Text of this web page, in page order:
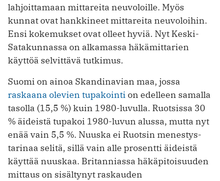
lahjoittamaan mittareita neuvoloille. Myös
kunnat ovat hankkineet mittareita neuvoloihin.
Ensi kokemukset ovat olleet hyviä. Nyt Keski-
Satakunnassa on alkamassa häkämittarien
käyttöä selvittävä tutkimus.
Suomi on ainoa Skandinavian maa, jossa
raskaana olevien tupakointi on edelleen samalla
tasolla (15,5 %) kuin 1980-luvulla. Ruotsissa 30
% äideistä tupakoi 1980-luvun alussa, mutta nyt
enää vain 5,5 %. Nuuska ei Ruotsin menestys­
tarinaa selitä, sillä vain alle prosentti äideistä
käyttää nuuskaa. Britanniassa häkäpitoisuuden
mittaus on sisältynyt raskauden